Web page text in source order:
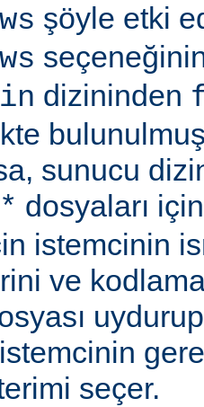
şöyle etki
dizininden
sunucu
dosyaları
istemcinin
ve
seçer.